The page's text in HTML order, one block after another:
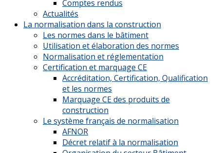
Comptes rendus
Actualités
La normalisation dans la construction
Les normes dans le bâtiment
Utilisation et élaboration des normes
Normalisation et réglementation
Certification et marquage CE
Accréditation, Certification, Qualification
et les normes
Marquage CE des produits de
construction
Le système français de normalisation
AFNOR
Décret relatif à la normalisation